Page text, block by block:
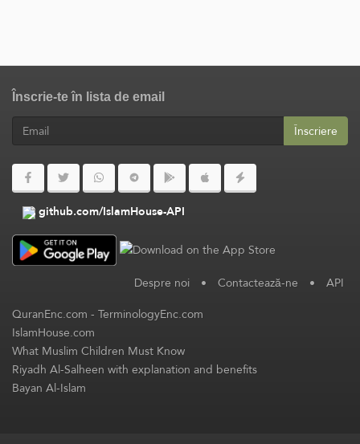
Înscrie-te în lista de email
Înscriere
github.com/IslamHouse-API
Despre noi • Contactează-ne • API
QuranEnc.com-TerminologyEnc.com
IslamHouse.com
What Muslim Children Must Know
Riyadh Al-Salheen with explanation and benefits
Bayan Al-Islam